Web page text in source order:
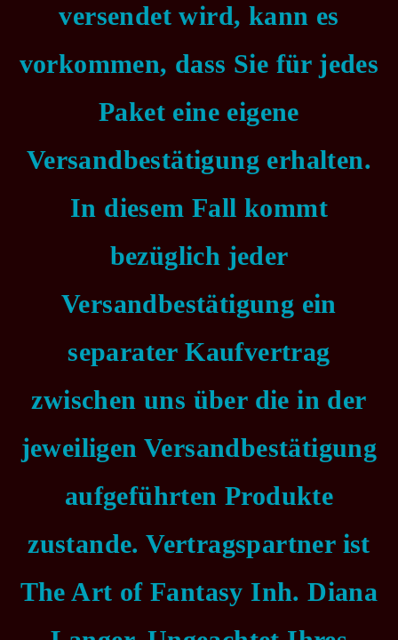
versendet wird, kann es
vorkommen, dass Sie für jedes
Paket eine eigene
Versandbestätigung erhalten.
In diesem Fall kommt
bezüglich jeder
Versandbestätigung ein
separater Kaufvertrag
zwischen uns über die in der
jeweiligen Versandbestätigung
aufgeführten Produkte
zustande. Vertragspartner ist
The Art of Fantasy Inh. Diana